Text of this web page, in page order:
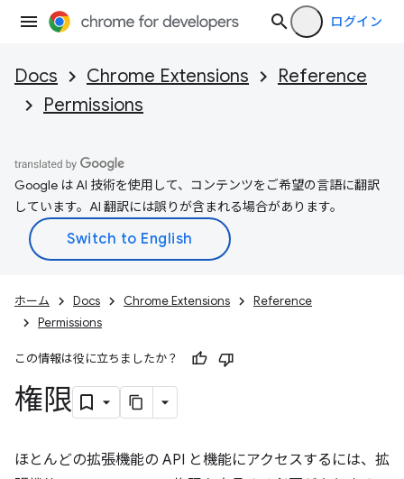
ログイン
Docs Chrome Extensions
Reference
Permissions
Google は AI 技術を使用して、コンテンツをご希望の言語に翻訳
しています。AI 翻訳には誤りが含まれる場合があります。
ホーム Docs Chrome Extensions
Reference
Permissions
この情報は役に立ちましたか？
権限
ほとんどの拡張機能の API と機能にアクセスするには、拡